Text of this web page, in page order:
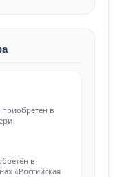
в
в
«Российская